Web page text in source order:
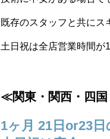
既存のスタッフと共にス
土日祝は全店営業時間が
≪関東・関西・四
1ヶ月 21日or23